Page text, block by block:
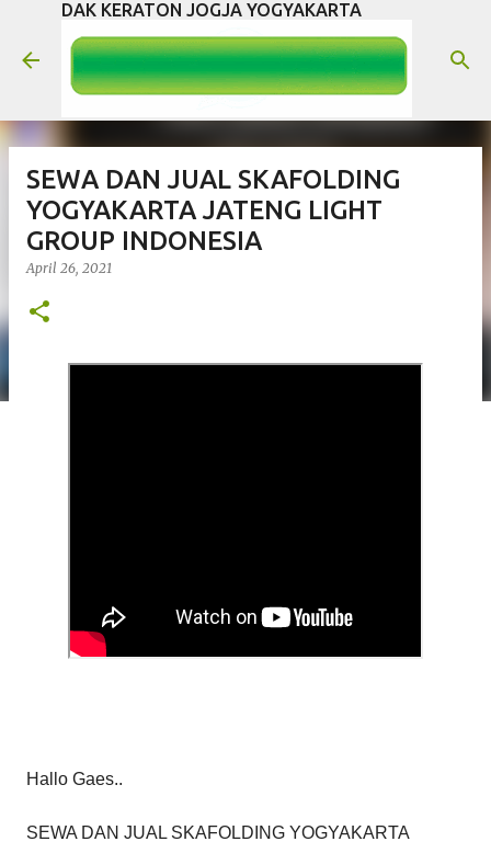
DAK KERATON JOGJA YOGYAKARTA
SEWA DAN JUAL SKAFOLDING
YOGYAKARTA JATENG LIGHT
GROUP INDONESIA
April 26, 2021
Hallo Gaes..
SEWA DAN JUAL SKAFOLDING YOGYAKARTA